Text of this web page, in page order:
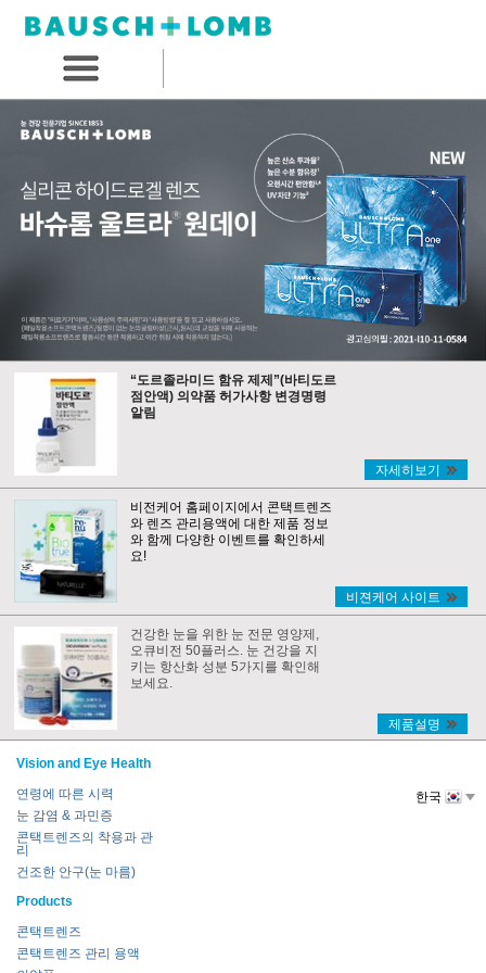
“도르졸라미드 함유 제제”(바티도르
점안액) 의약품 허가사항 변경명령
알림
자세히보기
비전케어 홈페이지에서 콘택트렌즈
와 렌즈 관리용액에 대한 제품 정보
와 함께 다양한 이벤트를 확인하세
요!
비젼케어 사이트
건강한 눈을 위한 눈 전문 영양제,
오큐비전 50플러스. 눈 건강을 지
키는 항산화 성분 5가지를 확인해
보세요.
제품설명
Vision and Eye Health
연령에 따른 시력
눈 감염 & 과민증
콘택트렌즈의 착용과 관
리
건조한 안구(눈 마름)
Products
콘택트렌즈
콘택트렌즈 관리 용액
한국